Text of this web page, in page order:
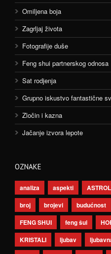
Omiljena boja
Zagrljaj života
Fotografije duše
Feng shui partnerskog odnosa
Sat rodjenja
Grupno iskustvo fantastične
Zločin i kazna
Jačanje izvora lepote
OZNAKE
analiza aspekti
broj
brojevi budućnost
FENG SHUI
feng šui
KRISTALI
ljubav